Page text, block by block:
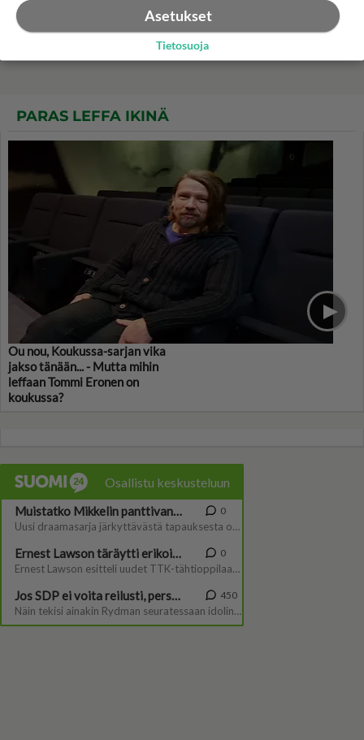
tv:ssä! Mutta kuka sanoi
"Eihän sitä muuten
ylikomisarioksi pääsisikään"?
PARAS LEFFA IKINÄ
Ou nou, Koukussa-sarjan vika
jakso tänään... - Mutta mihin
leffaan Tommi Eronen on
koukussa?
Asetukset
Tietosuoja